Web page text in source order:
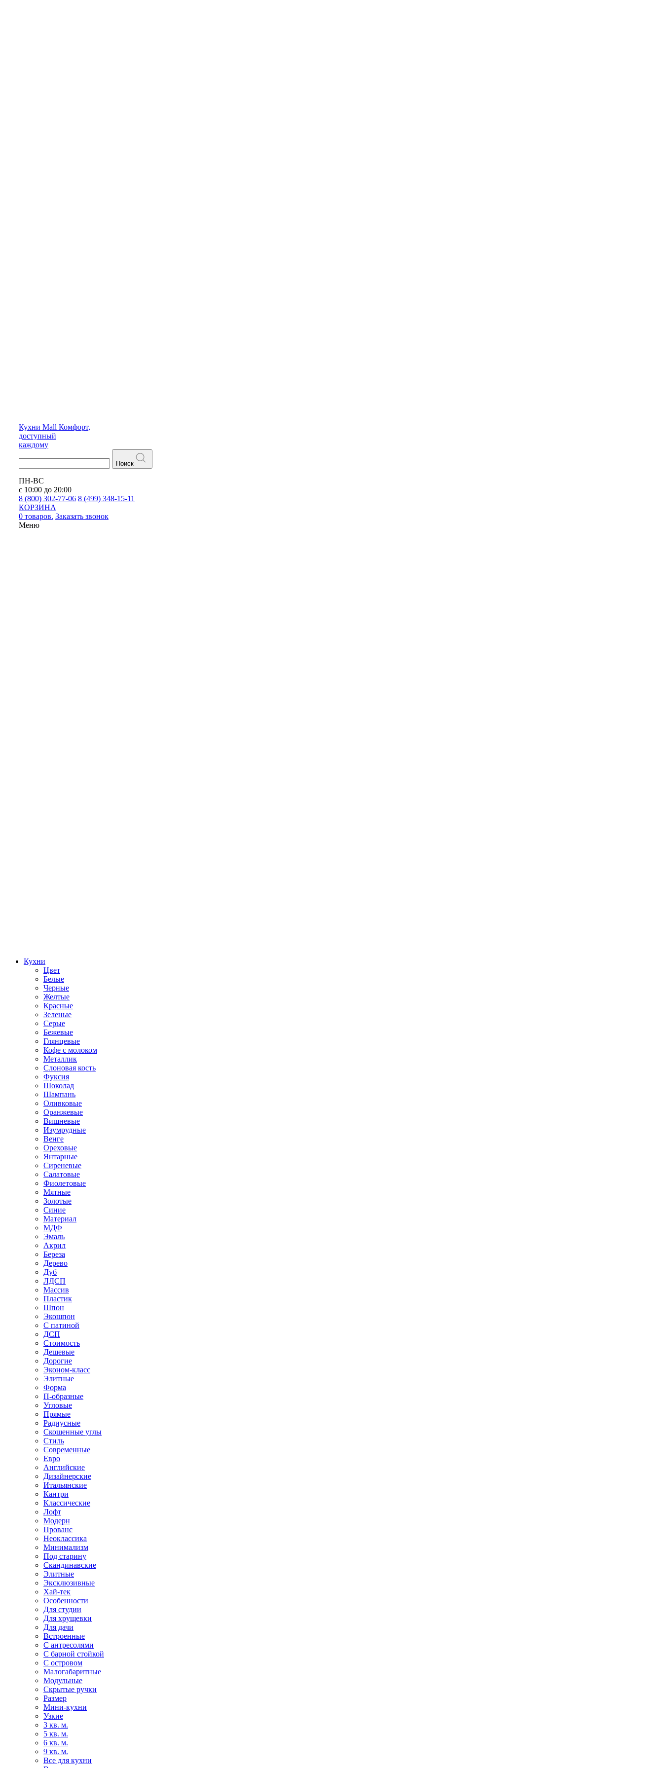
Кухни Mall Комфорт,
доступный
каждому
Поиск
ПН-ВС
с 10:00 до 20:00
8 (800) 302-77-06 8 (499) 348-15-11
КОРЗИНА
0 товаров. Заказать звонок
Меню
Кухни
Цвет
Белые
Черные
Желтые
Красные
Зеленые
Серые
Бежевые
Глянцевые
Кофе с молоком
Металлик
Слоновая кость
Фуксия
Шоколад
Шампань
Оливковые
Оранжевые
Вишневые
Изумрудные
Венге
Ореховые
Янтарные
Сиреневые
Салатовые
Фиолетовые
Мятные
Золотые
Синие
Материал
МДФ
Эмаль
Акрил
Береза
Дерево
Дуб
ЛДСП
Массив
Пластик
Шпон
Экошпон
С патиной
ДСП
Стоимость
Дешевые
Дорогие
Эконом-класс
Элитные
Форма
П-образные
Угловые
Прямые
Радиусные
Скошенные углы
Стиль
Современные
Евро
Английские
Дизайнерские
Итальянские
Кантри
Классические
Лофт
Модерн
Прованс
Неоклассика
Минимализм
Под старину
Скандинавские
Элитные
Эксклюзивные
Хай-тек
Особенности
Для студии
Для хрущевки
Для дачи
Встроенные
С антресолями
С барной стойкой
С островом
Малогабаритные
Модульные
Скрытые ручки
Размер
Мини-кухни
Узкие
3 кв. м.
5 кв. м.
6 кв. м.
9 кв. м.
Все для кухни